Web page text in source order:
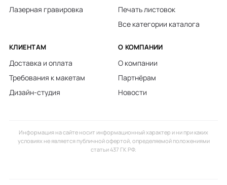
Лазерная гравировка
Печать листовок
Все категории каталога
КЛИЕНТАМ
Доставка и оплата
Требования к макетам
Дизайн-студия
О КОМПАНИИ
О компании
Партнёрам
Новости
Информация на сайте носит информационный характер и ни при каких
условиях не является публичной офертой, определяемой положениями
статьи 437 ГК РФ.